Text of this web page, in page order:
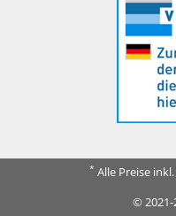
* Alle Preise
© 2021-